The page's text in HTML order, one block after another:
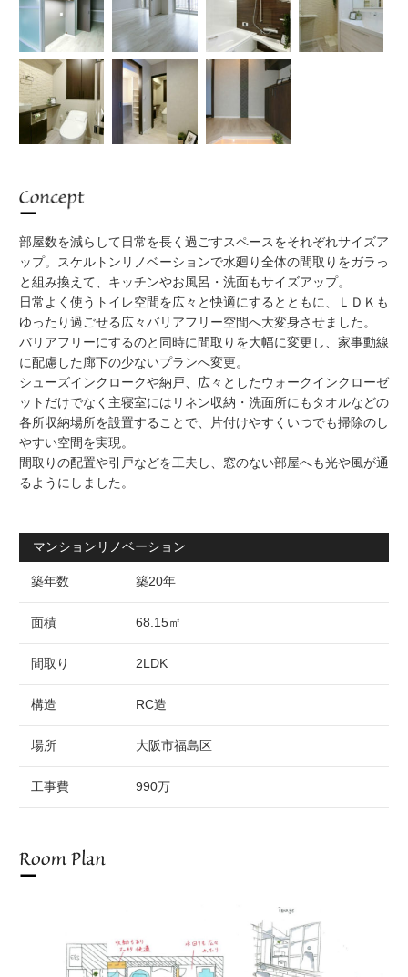
部屋数を減らして日常を長く過ごすスペースをそれぞれサイズア
ップ。スケルトンリノベーションで水廻り全体の間取りをガラっ
と組み換えて、キッチンやお風呂・洗面もサイズアップ。
日常よく使うトイレ空間を広々と快適にするとともに、ＬＤＫも
ゆったり過ごせる広々バリアフリー空間へ大変身させました。
バリアフリーにするのと同時に間取りを大幅に変更し、家事動線
に配慮した廊下の少ないプランへ変更。
シューズインクロークや納戸、広々としたウォークインクローゼ
ットだけでなく主寝室にはリネン収納・洗面所にもタオルなどの
各所収納場所を設置することで、片付けやすくいつでも掃除のし
やすい空間を実現。
間取りの配置や引戸などを工夫し、窓のない部屋へも光や風が通
るようにしました。
マンションリノベーション
築年数 築20年
面積 68.15㎡
間取り 2LDK
構造 RC造
場所 大阪市福島区
工事費 990万